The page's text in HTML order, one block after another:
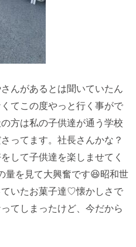
んがあるとは聞いていたん
てこの度やっと行く事がで
方は私の子供達が通う学校
ってます。社長さんかな？
して子供達を楽しませてく
量を見て大興奮です😆昭和世
いたお菓子達♡懐かしさで
てしまったけど、今だから